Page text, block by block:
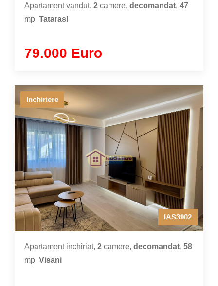
Apartament vandut, 2 camere, decomandat, 47
mp, Tatarasi
79.000 Euro
Inchiriere
IAS3902
Apartament inchiriat, 2 camere, decomandat, 58
mp, Visani